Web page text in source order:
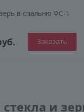
в спальню ФС-1
Заказать
и